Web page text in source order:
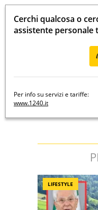
Cerchi qualcosa o
assistente personale
Per info su servizi e tariffe:
www.1240.it
LIFESTYLE